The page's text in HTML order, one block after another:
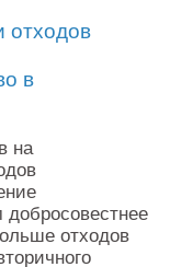
отходов
в
на
отходов